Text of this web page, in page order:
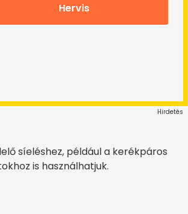
Hervis
Hirdetés
síeléshez, például a kerékpáros
is használhatjuk.